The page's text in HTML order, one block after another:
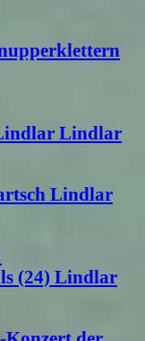
Lindlar
Lindlar
(24) Lindlar